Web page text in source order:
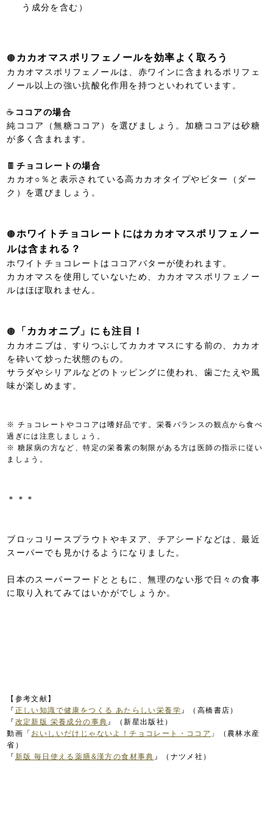
う成分を含む）
🟤 カカオマスポリフェノールを効率よく取ろう
カカオマスポリフェノールは、赤ワインに含まれるポリフェ
ノール以上の強い抗酸化作用を持つといわれています。
☕ ココアの場合
純ココア（無糖ココア）を選びましょう。加糖ココアは砂糖
が多く含まれます。
🍫 チョコレートの場合
カカオ○％と表示されている高カカオタイプやビター（ダー
ク）を選びましょう。
🟤ホワイトチョコレートにはカカオマスポリフェノー
ルは含まれる？
ホワイトチョコレートはココアバターが使われます。
カカオマスを使用していないため、カカオマスポリフェノー
ルはほぼ取れません。
🟤 「カカオニブ」にも注目！
カカオニブは、すりつぶしてカカオマスにする前の、カカオ
を砕いて炒った状態のもの。
サラダやシリアルなどのトッピングに使われ、歯ごたえや風
味が楽しめます。
※ チョコレートやココアは嗜好品です。栄養バランスの観点から食べ
過ぎには注意しましょう。
※ 糖尿病の方など、特定の栄養素の制限がある方は医師の指示に従い
ましょう。
＊＊＊
ブロッコリースプラウトやキヌア、チアシードなどは、最近
スーパーでも見かけるようになりました。
日本のスーパーフードとともに、無理のない形で日々の食事
に取り入れてみてはいかがでしょうか。
【参考文献】
『 正しい知識で健康をつくる あたらしい栄養学』（高橋書店）
『 改定新版 栄養成分の事典』（新星出版社）
動画「 おいしいだけじゃないよ！チョコレート・ココア 」（農林水産
省）
『 新版 毎日使える薬膳&漢方の食材事典 』（ナツメ社）